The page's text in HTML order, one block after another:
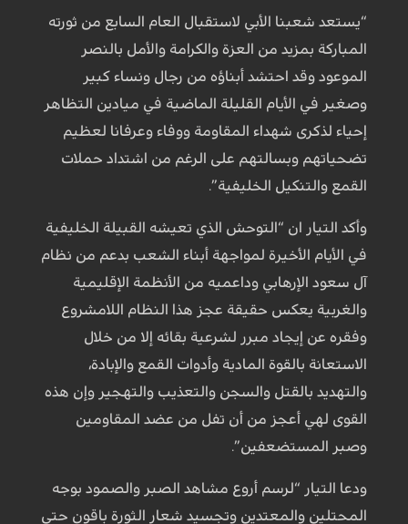
“يستعد شعبنا الأبي لاستقبال العام السابع من ثورته
المباركة بمزيد من العزة والكرامة والأمل بالنصر
الموعود وقد احتشد أبناؤه من رجال ونساء كبير
وصغير في الأيام القليلة الماضية في ميادين التظاهر
إحياء لذكرى شهداء المقاومة ووفاء وعرفانا لعظيم
تضحياتهم وبسالتهم على الرغم من اشتداد حملات
القمع والتنكيل الخليفية”.
وأكد التيار ان “التوحش الذي تعيشه القبيلة الخليفية
في الأيام الأخيرة لمواجهة أبناء الشعب بدعم من نظام
آل سعود الإرهابي وداعميه من الأنظمة الإقليمية
والغربية يعكس حقيقة عجز هذا النظام اللامشروع
وفقره عن إيجاد مبرر لشرعية بقائه إلا من خلال
الاستعانة بالقوة المادية وأدوات القمع والإبادة،
والتهديد بالقتل والسجن والتعذيب والتهجير وإن هذه
القوى لهي أعجز من أن تفل من عضد المقاومين
وصبر المستضعفين”.
ودعا التيار “لرسم أروع مشاهد الصبر والصمود بوجه
المحتلين والمعتدين وتجسيد شعار الثورة باقون حتى